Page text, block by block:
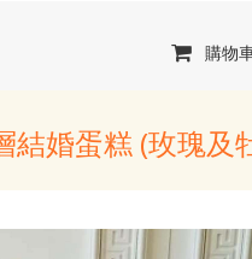
購物
結婚蛋糕 (玫瑰及